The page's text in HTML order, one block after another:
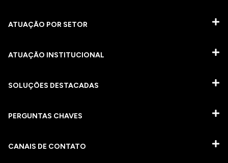
ATUAÇÃO POR SETOR
ATUAÇÃO INSTITUCIONAL
SOLUÇÕES DESTACADAS
PERGUNTAS CHAVES​
CANAIS DE CONTATO